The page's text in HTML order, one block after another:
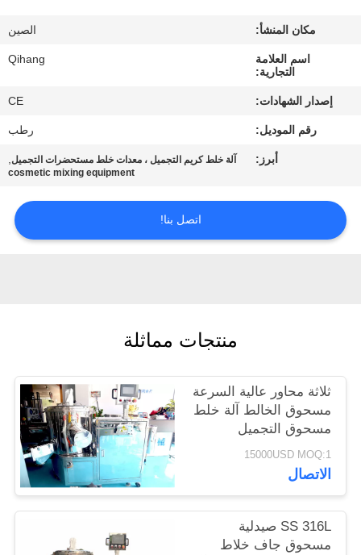
الجودة
اتصل
حالات
الموقع
PRIVACY
POLICY
مكان المنشأ: الصين
اسم العلامة
التجارية:
Qihang
إصدار الشهادات: CE
رقم الموديل: رطب
أبرز: آلة خلط كريم التجميل ، معدات خلط مستحضرات التجميل,
cosmetic mixing equipment
اتصل بنا!
منتجات مماثلة
ثلاثة محاور عالية السرعة
مسحوق الخالط آلة خلط
مسحوق التجميل
15000USD MOQ:1
الاتصال
SS 316L صيدلية
مسحوق جاف خلاط